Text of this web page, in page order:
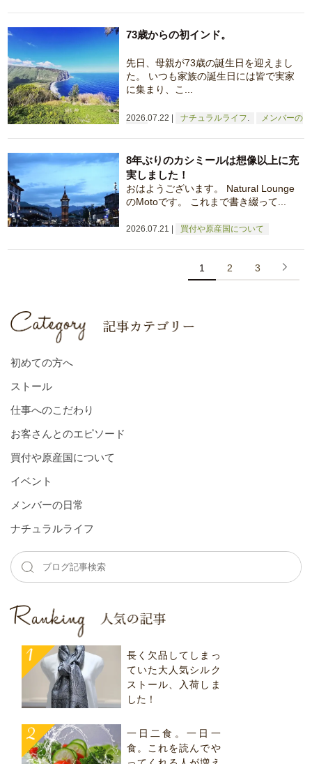
73歳からの初インド。
2026.07.22 ナチュラルライフ
メンバーの
先日、母親が73歳の誕生日を迎えまし
た。 いつも家族の誕生日には皆で実家
に集まり、こ...
8年ぶりのカシミールは想像以上に充
実しました！
2026.07.21 買付や原産国について
おはようございます。 Natural Lounge
のMotoです。 これまで書き綴って...
1 2 3
初めての方へ
ストール
仕事へのこだわり
お客さんとのエピソード
買付や原産国について
イベント
メンバーの⽇常
ナチュラルライフ
長く欠品してしまっ
ていた大人気シルク
ストール、入荷しま
した！
一日二食。一日一
食。これを読んでや